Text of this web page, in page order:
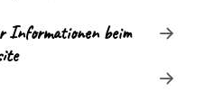
Informationen beim